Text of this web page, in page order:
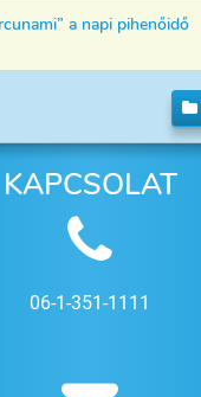
a napi pihenőidő
KAPCSOLAT
06-1-351-1111